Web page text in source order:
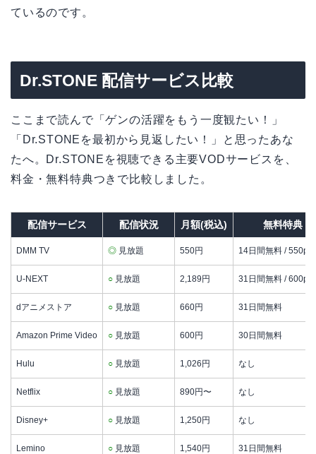
ているのです。
Dr.STONE 配信サービス比較
ここまで読んで「ゲンの活躍をもう一度観たい！」
「Dr.STONEを最初から見返したい！」と思ったあな
たへ。Dr.STONEを視聴できる主要VODサービスを、
料金・無料特典つきで比較しました。
配信サービス 配信状況 月額(税込) 無料特典
DMM TV ◎ 見放題 550円 14日間無料 / 550pt
U-NEXT ○ 見放題 2,189円 31日間無料 / 600pt
dアニメストア ○ 見放題 660円 31日間無料
Amazon Prime Video ○ 見放題 600円 30日間無料
Hulu ○ 見放題 1,026円 なし
Netflix ○ 見放題 890円〜 なし
Disney+ ○ 見放題 1,250円 なし
Lemino ○ 見放題 1,540円 31日間無料